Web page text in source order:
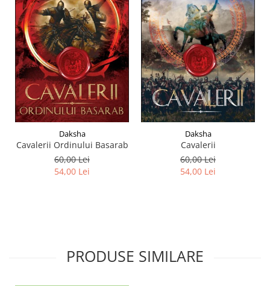
Daksha
Cavalerii Ordinului Basarab
60,00 Lei
54,00 Lei
Daksha
Cavalerii
60,00 Lei
54,00 Lei
PRODUSE SIMILARE